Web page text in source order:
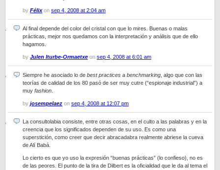
by Félixon sep 4, 2008 at 2:04 am
Al final depende del color del cristal con que lo mires. Buenas o malas
prácticas, mejor nos quedamos con la interpretación y análisis que de ello
hagamos.
by Julen Iturbe-Ormaetxe on sep 4, 2008 at 6:01 am
Siempre he asociado lo de best practices a benchmarking , algo que con las
teorías de calidad de los 80 pasó de ser muy cutre (“espionaje industrial”) a
muy fashion
by josempelaez on sep 4, 2008 at 12:07 pm
La consultolabia consiste, entre otras cosas, en el culto a las palabras y en la
creencia que los significados dependen de su uso. Es como una
superstición, como creer que decir abracadabra realmente abriese la cueva
de Alí Babá.
Lo cierto es que yo uso la expresión “buenas prácticas” (lo confieso), no es
de las peores. El punto de la tira de Dilbert es la oficialidad que le da al tema el